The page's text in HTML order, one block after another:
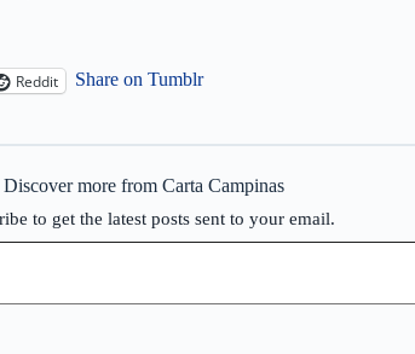
Reddit Share on Tumblr
Discover more from Carta Campinas
to get the latest posts sent to your email.